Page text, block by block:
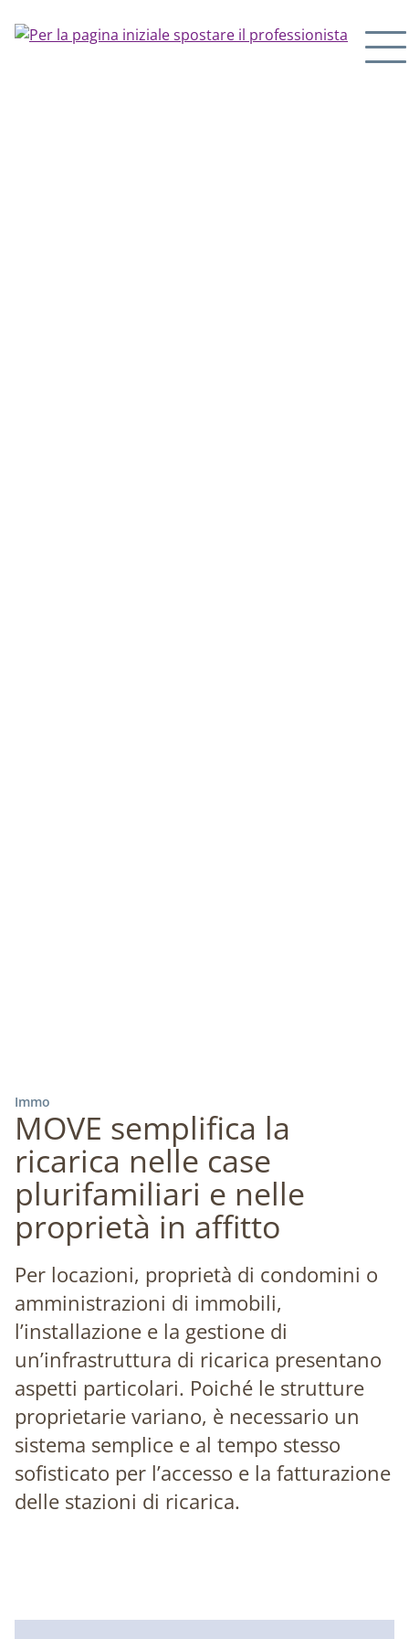
Immo
MOVE semplifica la
ricarica nelle case
plurifamiliari e nelle
proprietà in affitto
Per locazioni, proprietà di condomini o
amministrazioni di immobili,
l’installazione e la gestione di
un’infrastruttura di ricarica presentano
aspetti particolari. Poiché le strutture
proprietarie variano, è necessario un
sistema semplice e al tempo stesso
sofisticato per l’accesso e la fatturazione
delle stazioni di ricarica.